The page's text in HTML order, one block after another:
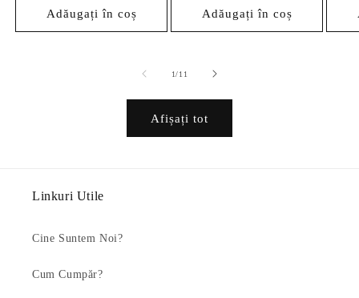
Adăugați în coș Adăugați în coș
1/din
11
Afișați tot
Linkuri Utile
Cine Suntem Noi?
Cum Cumpăr?